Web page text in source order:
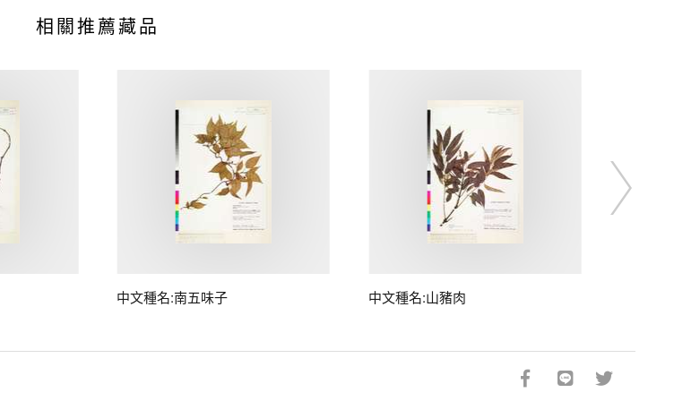
相關推薦藏品
中文種名:南五味子 中文種名:山豬肉